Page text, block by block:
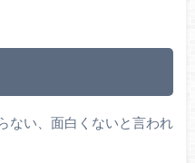
ない、面白くないと言われ